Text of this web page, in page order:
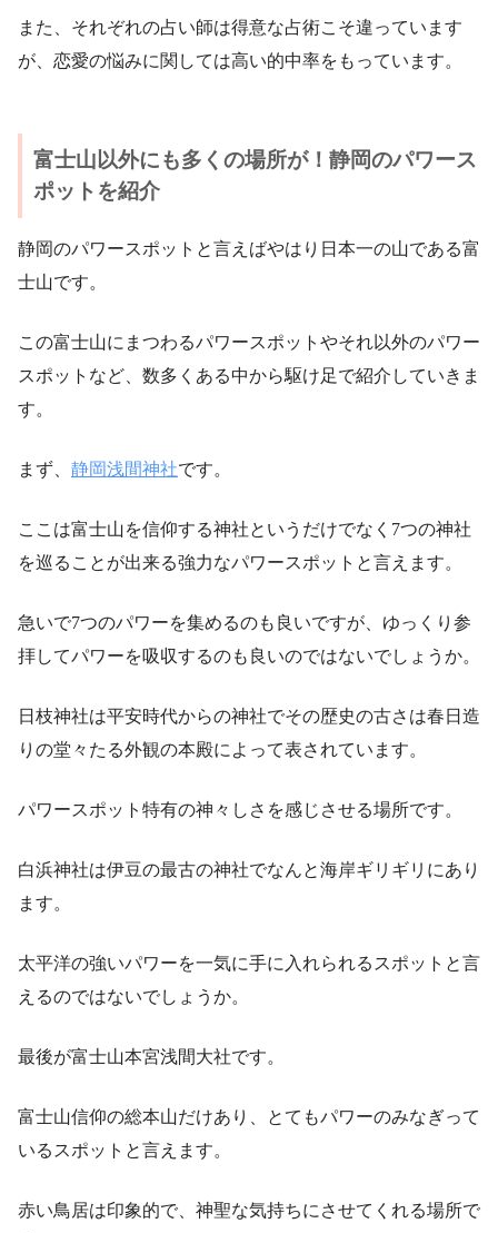
また、それぞれの占い師は得意な占術こそ違っています
が、恋愛の悩みに関しては高い的中率をもっています。
富士山以外にも多くの場所が！静岡のパワース
ポットを紹介
静岡のパワースポットと言えばやはり日本一の山である富
士山です。
この富士山にまつわるパワースポットやそれ以外のパワー
スポットなど、数多くある中から駆け足で紹介していきま
す。
まず、 静岡浅間神社です。
ここは富士山を信仰する神社というだけでなく7つの神社
を巡ることが出来る強力なパワースポットと言えます。
急いで7つのパワーを集めるのも良いですが、ゆっくり参
拝してパワーを吸収するのも良いのではないでしょうか。
日枝神社は平安時代からの神社でその歴史の古さは春日造
りの堂々たる外観の本殿によって表されています。
パワースポット特有の神々しさを感じさせる場所です。
白浜神社は伊豆の最古の神社でなんと海岸ギリギリにあり
ます。
太平洋の強いパワーを一気に手に入れられるスポットと言
えるのではないでしょうか。
最後が富士山本宮浅間大社です。
富士山信仰の総本山だけあり、とてもパワーのみなぎって
いるスポットと言えます。
赤い鳥居は印象的で、神聖な気持ちにさせてくれる場所で